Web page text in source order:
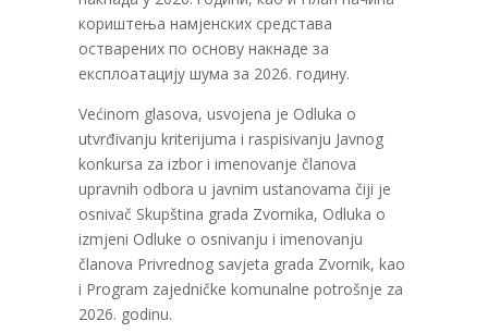
кориштења намјенских средстава
остварених по основу накнаде за
експлоатацију шума за 2026. годину.
Većinom glasova, usvojena je Odluka o
utvrđivanju kriterijuma i raspisivanju Javnog
konkursa za izbor i imenovanje članova
upravnih odbora u javnim ustanovama čiji je
osnivač Skupština grada Zvornika, Odluka o
izmjeni Odluke o osnivanju i imenovanju
članova Privrednog savjeta grada Zvornik, kao
i Program zajedničke komunalne potrošnje za
2026. godinu.